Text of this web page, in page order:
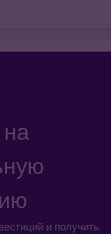
на
и получить